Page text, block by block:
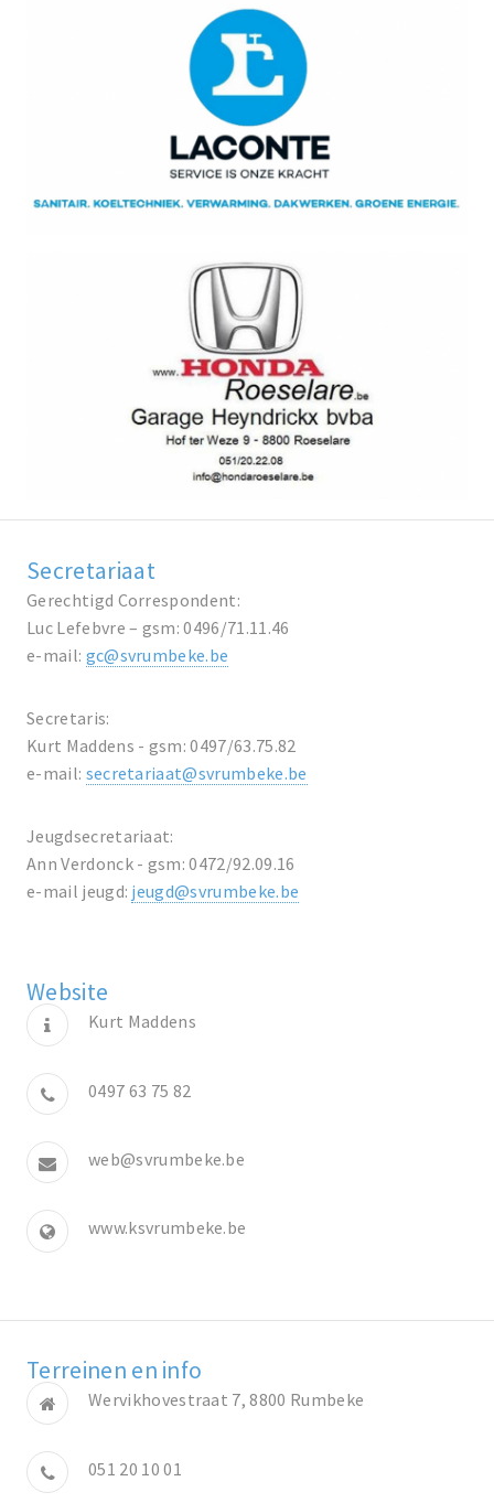
Secretariaat
Gerechtigd Correspondent:
Luc Lefebvre – gsm: 0496/71.11.46
e-mail: gc@svrumbeke.be
Secretaris:
Kurt Maddens - gsm: 0497/63.75.82
e-mail: secretariaat@svrumbeke.be
Jeugdsecretariaat:
Ann Verdonck - gsm: 0472/92.09.16
e-mail jeugd: jeugd@svrumbeke.be
Website
Kurt Maddens
0497 63 75 82
web@svrumbeke.be
www.ksvrumbeke.be
Terreinen en info
Wervikhovestraat 7, 8800 Rumbeke
051 20 10 01